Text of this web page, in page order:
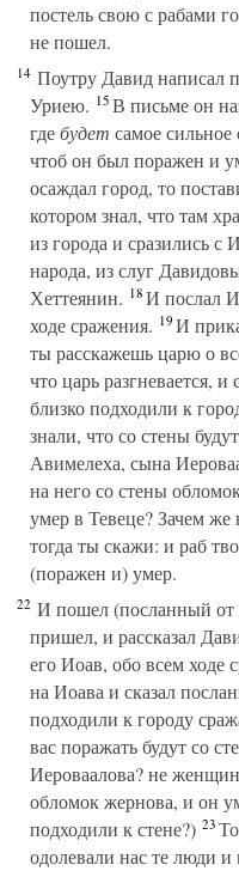
постель свою с рабами
не пошел.
14 Поутру Давид написал
Уриею. 15В письме он
гдебудет самое сильное
чтоб он был поражен и
осаждал город, то
котором знал, что там
из города и сразились с
народа, из слуг
Хеттеянин. 18И послал
ходе сражения. 19И
ты расскажешь царю о
что царь разгневается,
близко подходили к
знали, что со стены
Авимелеха, сына
на него со стены
умер в Тевеце? Зачем
тогда ты скажи: и раб
(поражен и) умер.
22 И пошел (посланный
пришел, и рассказал
его Иоав, обо всем ходе
на Иоава и сказал
подходили к городу
вас поражать будут со
Иероваалова? не
обломок жернова, и он
подходили к стене?) 23
одолевали нас те люди